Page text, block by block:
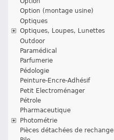
Option (montage usine)
Optiques
Optiques, Loupes, Lunettes
Outdoor
Paramédical
Parfumerie
Pédologie
Peinture-Encre-Adhésif
Petit Electroménager
Pétrole
Pharmaceutique
Photométrie
Pièces détachées de rechange